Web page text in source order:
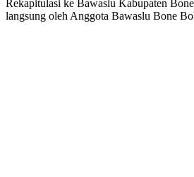
Rekapitulasi ke Bawaslu Kabupaten
langsung oleh Anggota Bawaslu Bone